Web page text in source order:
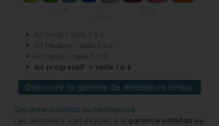
Kit Small = taille 1 à 4
Kit Medium = taille 3 à 6
Kit Large = taille 5 à 8
Kit progressif = taille 1 à 8
Découvrir la gamme de dilatateurs anaux
Garantie satisfait ou remboursé :
Les dilatateurs sont éligibles à la garantie satisfait ou